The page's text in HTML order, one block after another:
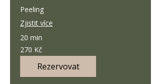
Peeling
Zjistit více
20 min
270
českých
korun
270 Kč
Rezervovat